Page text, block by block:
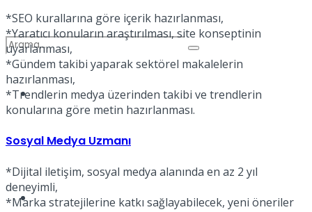
Türkiye
Müzik
No Result
*SEO kurallarına göre içerik hazırlanması,
*Yaratıcı konuların araştırılması, site konseptinin
uyarlanması,
*Gündem takibi yaparak sektörel makalelerin
hazırlanması,
*Trendlerin medya üzerinden takibi ve trendlerin
konularına göre metin hazırlanması.
Sosyal Medya Uzmanı
*Dijital iletişim, sosyal medya alanında en az 2 yıl
deneyimli,
*Marka stratejilerine katkı sağlayabilecek, yeni öneriler